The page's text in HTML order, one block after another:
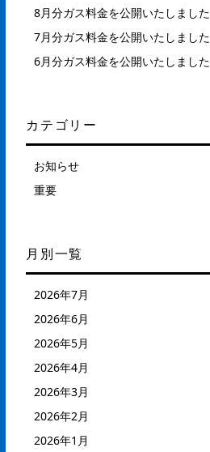
8月分ガス料金を公開いたしました
7月分ガス料金を公開いたしました
6月分ガス料金を公開いたしました
カテゴリー
お知らせ
重要
月別一覧
2026年7月
2026年6月
2026年5月
2026年4月
2026年3月
2026年2月
2026年1月